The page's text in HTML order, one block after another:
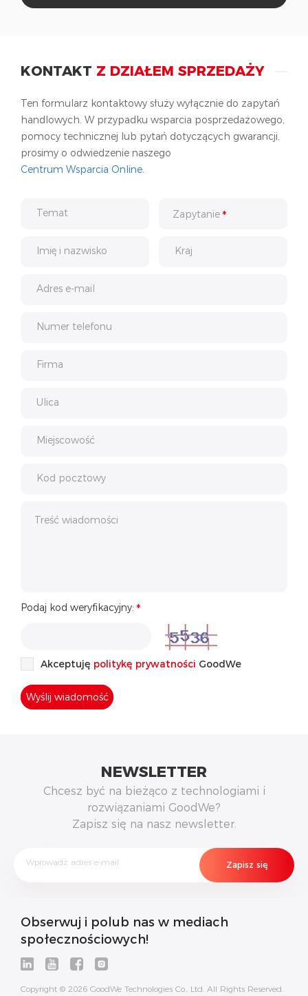
KONTAKT Z DZIAŁEM SPRZEDAŻY
Ten formularz kontaktowy służy wyłącznie do zapytań
handlowych. W przypadku wsparcia posprzedażowego,
pomocy technicznej lub pytań dotyczących gwarancji,
prosimy o odwiedzenie naszego
Centrum Wsparcia Online.
Temat Zapytanie
Imię i nazwisko Kraj
Adres e-mail
Numer telefonu
Firma
Ulica
Miejscowość
Kod pocztowy
Podaj kod weryfikacyjny:
Akceptuję politykę prywatności GoodWe
NEWSLETTER
Chcesz być na bieżąco z technologiami i
rozwiązaniami GoodWe?
Zapisz się na nasz newsletter.
Obserwuj i polub nas w mediach
społecznościowych!
Copyright © 2026 GoodWe Technologies Co., Ltd. All Rights Reserved.